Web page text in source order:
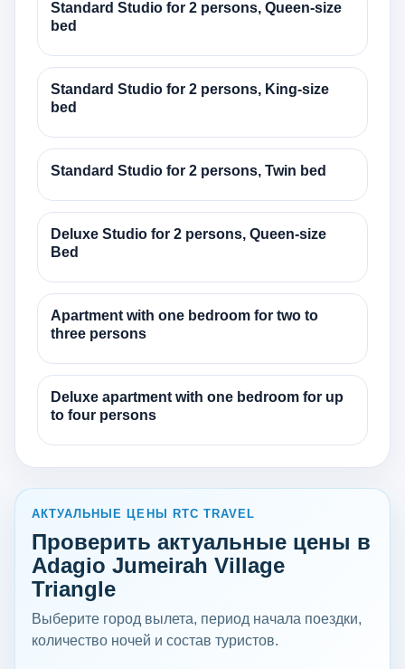
Standard Studio for 2 persons, Queen-size
bed
Standard Studio for 2 persons, King-size
bed
Standard Studio for 2 persons, Twin bed
Deluxe Studio for 2 persons, Queen-size
Bed
Apartment with one bedroom for two to
three persons
Deluxe apartment with one bedroom for up
to four persons
АКТУАЛЬНЫЕ ЦЕНЫ RTC TRAVEL
Проверить актуальные цены в
Adagio Jumeirah Village
Triangle
Выберите город вылета, период начала поездки,
количество ночей и состав туристов.